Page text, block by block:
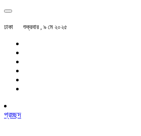
ঢাকা শুক্রবার , ৯ মে ২০২৫
প্রচ্ছদ